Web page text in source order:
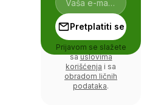
Pretplatiti se
Prijavom se slažete
sauslovima
korišćenja i sa
obradom ličnih
podataka.